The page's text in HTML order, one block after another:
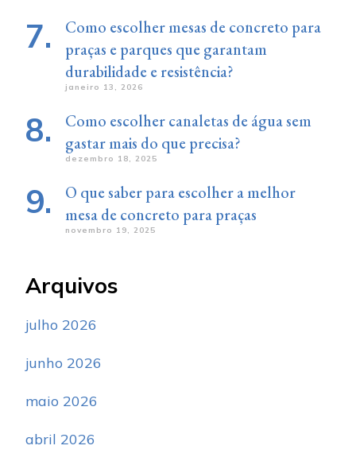
Como escolher mesas de concreto para
praças e parques que garantam
durabilidade e resistência?
janeiro 13, 2026
Como escolher canaletas de água sem
gastar mais do que precisa?
dezembro 18, 2025
O que saber para escolher a melhor
mesa de concreto para praças
novembro 19, 2025
Arquivos
julho 2026
junho 2026
maio 2026
abril 2026